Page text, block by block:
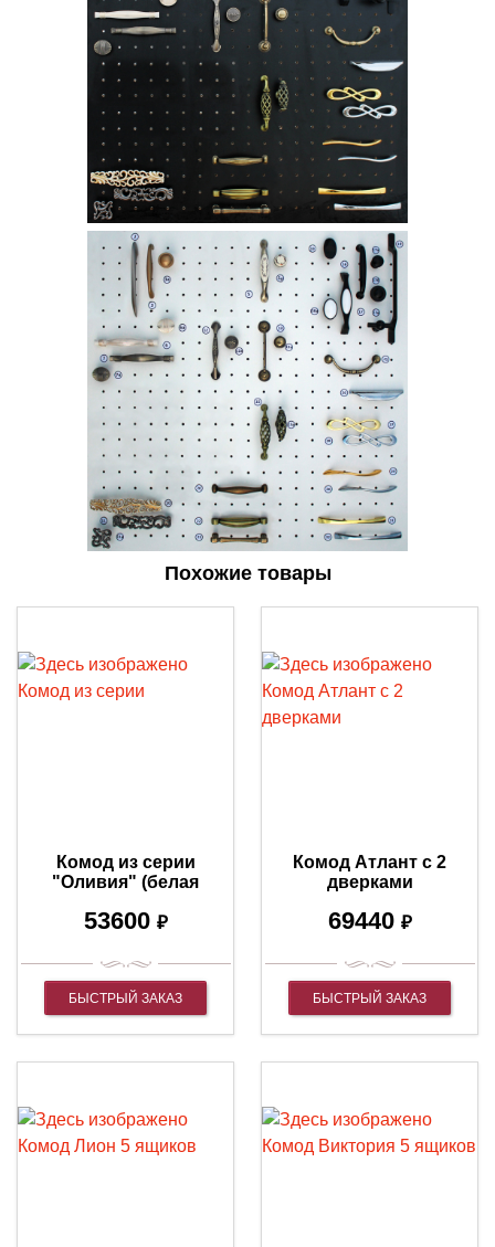
Похожие товары
Комод из серии
"Оливия" (белая
патиной)
53600 ₽
БЫСТРЫЙ ЗАКАЗ
Комод Атлант с 2
дверками
69440 ₽
БЫСТРЫЙ ЗАКАЗ